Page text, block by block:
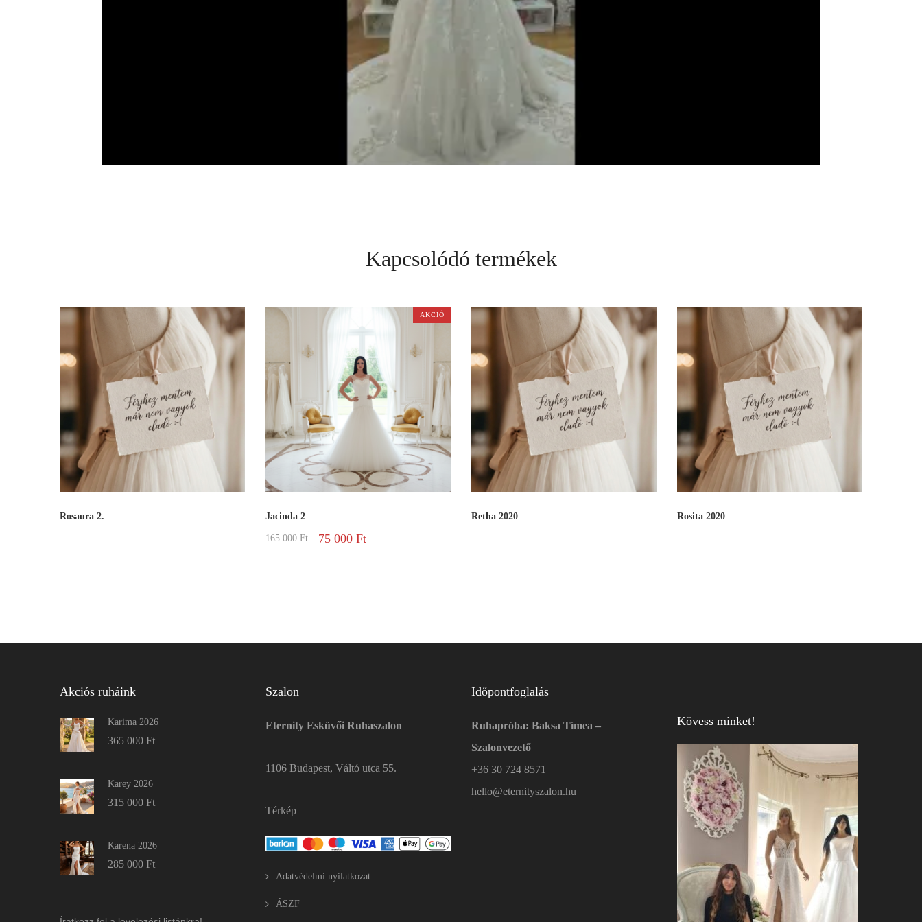
Kapcsolódó termékek
Rosaura 2.
AKCIÓ
Jacinda 2
165 000Ft 75 000 Ft
Retha 2020 Rosita 2020
Akciós ruháink
Karima 2026
365 000 Ft
Karey 2026
315 000 Ft
Karena 2026
285 000 Ft
Szalon
Eternity Esküvői Ruhaszalon
1106 Budapest, Váltó utca 55.
Térkép
Adatvédelmi nyilatkozat
ÁSZF
Időpontfoglalás
Ruhapróba: Baksa Tímea –
Szalonvezető
+36 30 724 8571
hello@eternityszalon.hu
Kövess minket!